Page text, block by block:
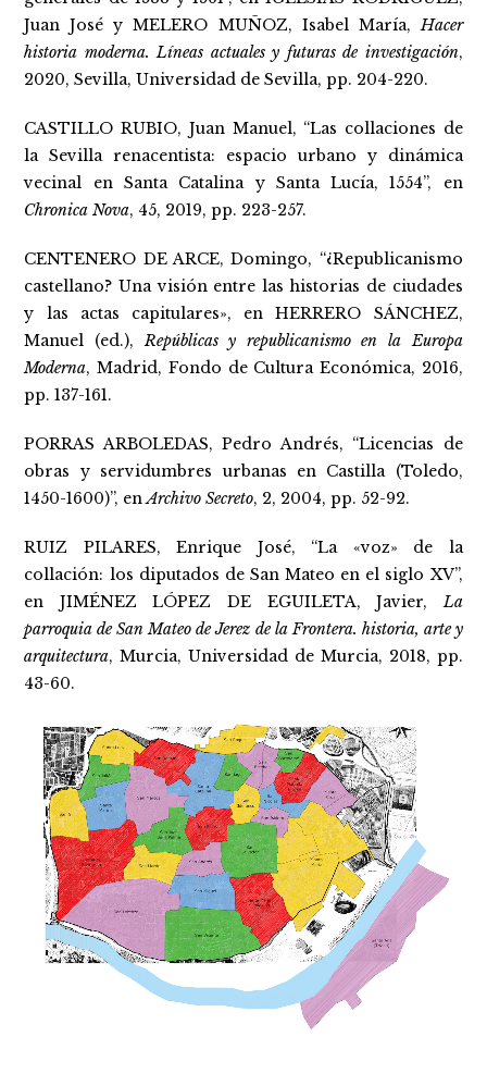
Juan José y MELERO MUÑOZ, Isabel María,Hacer
historia moderna. Líneas actuales y futuras de investigación,
2020, Sevilla, Universidad de Sevilla, pp. 204-220.
CASTILLO RUBIO, Juan Manuel, “Las collaciones de
la Sevilla renacentista: espacio urbano y dinámica
vecinal en Santa Catalina y Santa Lucía, 1554”, en
Chronica Nova, 45, 2019, pp. 223-257.
CENTENERO DE ARCE, Domingo, “¿Republicanismo
castellano? Una visión entre las historias de ciudades
y las actas capitulares», en HERRERO SÁNCHEZ,
Manuel (ed.),Repúblicas y republicanismo en la Europa
Moderna, Madrid, Fondo de Cultura Económica, 2016,
pp. 137-161.
PORRAS ARBOLEDAS, Pedro Andrés, “Licencias de
obras y servidumbres urbanas en Castilla (Toledo,
1450-1600)”, enArchivo Secreto, 2, 2004, pp. 52-92.
RUIZ PILARES, Enrique José, “La «voz» de la
collación: los diputados de San Mateo en el siglo XV”,
en JIMÉNEZ LÓPEZ DE EGUILETA, Javier,La
parroquia de San Mateo de Jerez de la Frontera. historia, arte y
arquitectura, Murcia, Universidad de Murcia, 2018, pp.
43-60.